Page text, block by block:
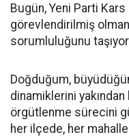
Bugün, Yeni Parti
görevlendirilmiş
sorumluluğunu
Doğduğum,
dinamiklerini yakından
örgütlenme sürecini
her ilçede, her